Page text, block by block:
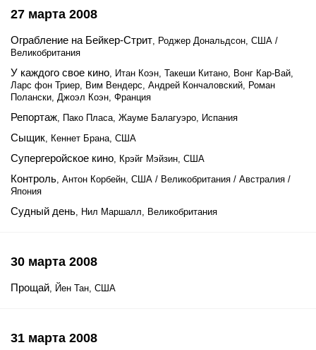
27 марта 2008
Ограбление на Бейкер-Стрит, Роджер Дональдсон, США /
Великобритания
У каждого свое кино, Итан Коэн, Такеши Китано, Вонг Кар-Вай,
Ларс фон Триер, Вим Вендерс, Андрей Кончаловский, Роман
Полански, Джоэл Коэн, Франция
Репортаж, Пако Пласа, Жауме Балагуэро, Испания
Сыщик, Кеннет Брана, США
Супергеройское кино, Крэйг Мэйзин, США
Контроль, Антон Корбейн, США / Великобритания / Австралия /
Япония
Судный день, Нил Маршалл, Великобритания
30 марта 2008
Прощай, Йен Тан, США
31 марта 2008